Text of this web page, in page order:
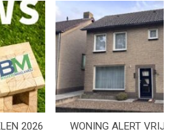
2026
WONING ALERT